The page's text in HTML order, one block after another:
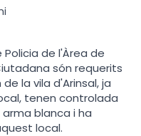
Policia de l'Àrea de
són requerits
la vila d'Arinsal, ja
tenen controlada
blanca i ha
local.